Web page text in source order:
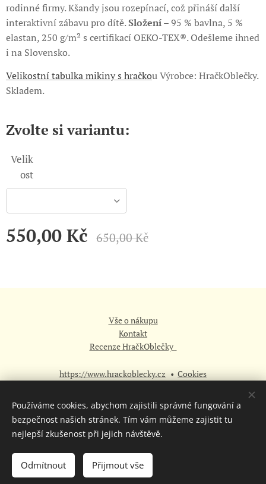
rodinné firmy. Kšandy jsou rozepínací, což přináší další
interaktivní zábavu pro dítě.Složení– 95 % bavlna, 5 %
elastan, 250 g/m² s certifikací OEKO-TEX®. Odešleme ihned
i na Slovensko.
Velikostní tabulka mikiny s hračkou Výrobce: HračkOblečky.
Skladem.
Zvolte si variantu:
Velik
ost
550,00 Kč 650,00Kč
Do košíku
Vše o nákupu
Kontakt
Recenze HračkOblečky
https://www.hrackoblecky.cz
Cookies
CZK Kč
EUR €
Používáme cookies, abychom zajistili správné fungování a
bezpečnost našich stránek. Tím vám můžeme zajistit tu
nejlepší zkušenost při jejich návštěvě.
Odmítnout Přijmout vše